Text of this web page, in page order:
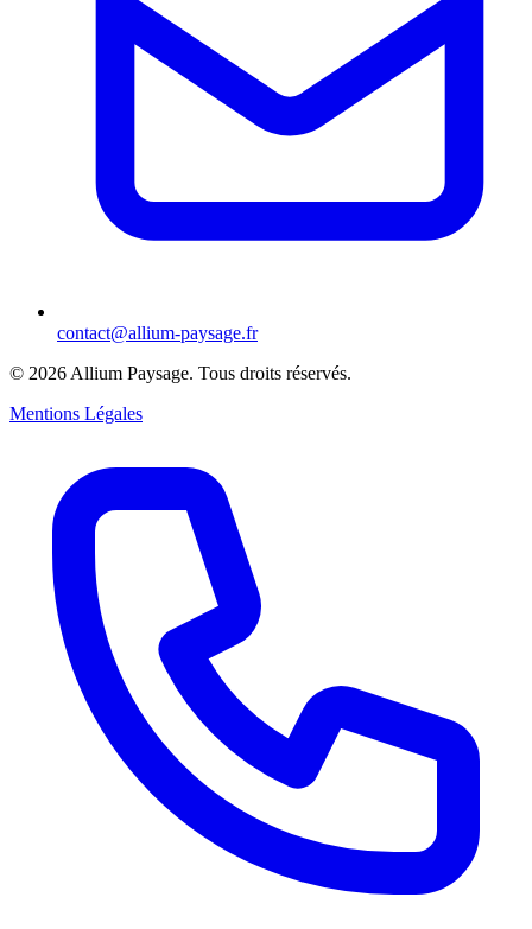
contact@allium-paysage.fr
© 2026 Allium Paysage. Tous droits réservés.
Mentions Légales